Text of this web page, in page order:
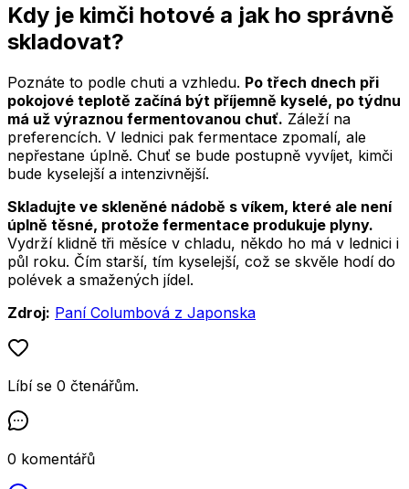
Kdy je kimči hotové a jak ho správně
skladovat?
Poznáte to podle chuti a vzhledu. Po třech dnech při
pokojové teplotě začíná být příjemně kyselé, po týdnu
má už výraznou fermentovanou chuť. Záleží na
preferencích. V lednici pak fermentace zpomalí, ale
nepřestane úplně. Chuť se bude postupně vyvíjet, kimči
bude kyselejší a intenzivnější.
Skladujte ve skleněné nádobě s víkem, které ale není
úplně těsné, protože fermentace produkuje plyny.
Vydrží klidně tři měsíce v chladu, někdo ho má v lednici i
půl roku. Čím starší, tím kyselejší, což se skvěle hodí do
polévek a smažených jídel.
Zdroj: Paní Columbová z Japonska
Líbí se 0 čtenářům.
0 komentářů